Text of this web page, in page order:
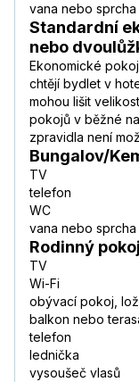
vana nebo sprcha
Standardní
nebo
Ekonomické
chtějí bydlet v
mohou lišit
pokojů v běžné
zpravidla není
Bungalov/
TV
telefon
WC
vana nebo sprcha
Rodinný pokoj
TV
Wi-Fi
obývací pokoj,
balkon nebo
telefon
lednička
vysoušeč vlasů